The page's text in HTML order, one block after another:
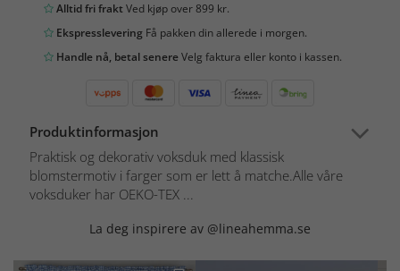
Alltid fri fraktVed kjøp over 899 kr.
Ekspresslevering Få pakken din allerede i morgen.
Handle nå, betal senereVelg faktura eller konto i kassen.
Produktinformasjon
Praktisk og dekorativ voksduk med klassisk
blomstermotiv i farger som er lett å matche.Alle våre
voksduker har OEKO-TEX ...
La deg inspirere av @lineahemma.se